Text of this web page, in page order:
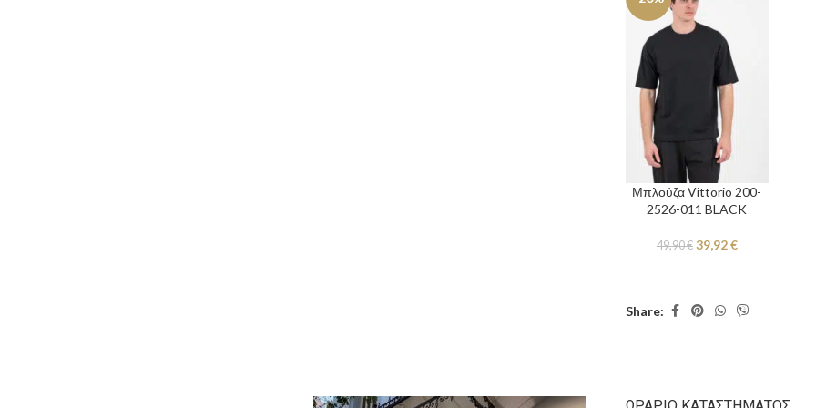
Μπλούζα Vittorio 200-
2526-011 BLACK
49,90€ 39,92€
Share: